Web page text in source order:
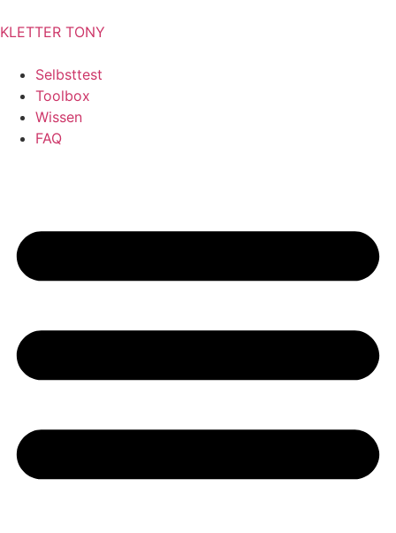
KLETTER TONY
Selbsttest
Toolbox
Wissen
FAQ